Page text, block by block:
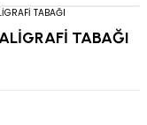
TABAĞI